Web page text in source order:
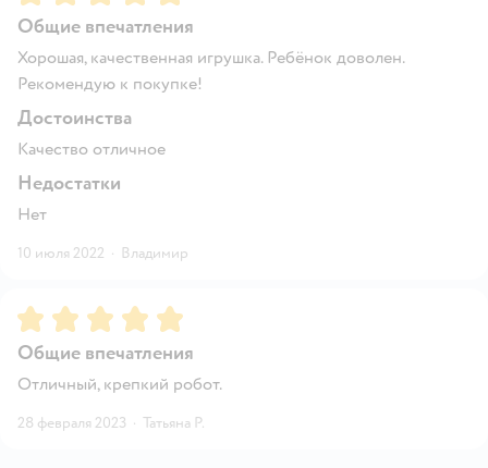
Общие впечатления
Хорошая, качественная игрушка. Ребёнок доволен.
Рекомендую к покупке!
Достоинства
Качество отличное
Недостатки
Нет
10 июля 2022 · Владимир
Рейтинг:5
Общие впечатления
Отличный, крепкий робот.
28 февраля 2023 · Татьяна Р.